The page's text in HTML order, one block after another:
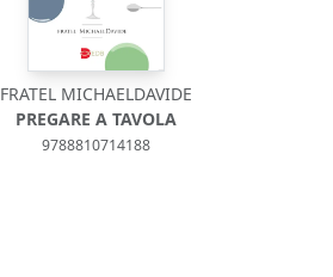
FRATEL MICHAELDAVIDE
PREGARE A TAVOLA
9788810714188